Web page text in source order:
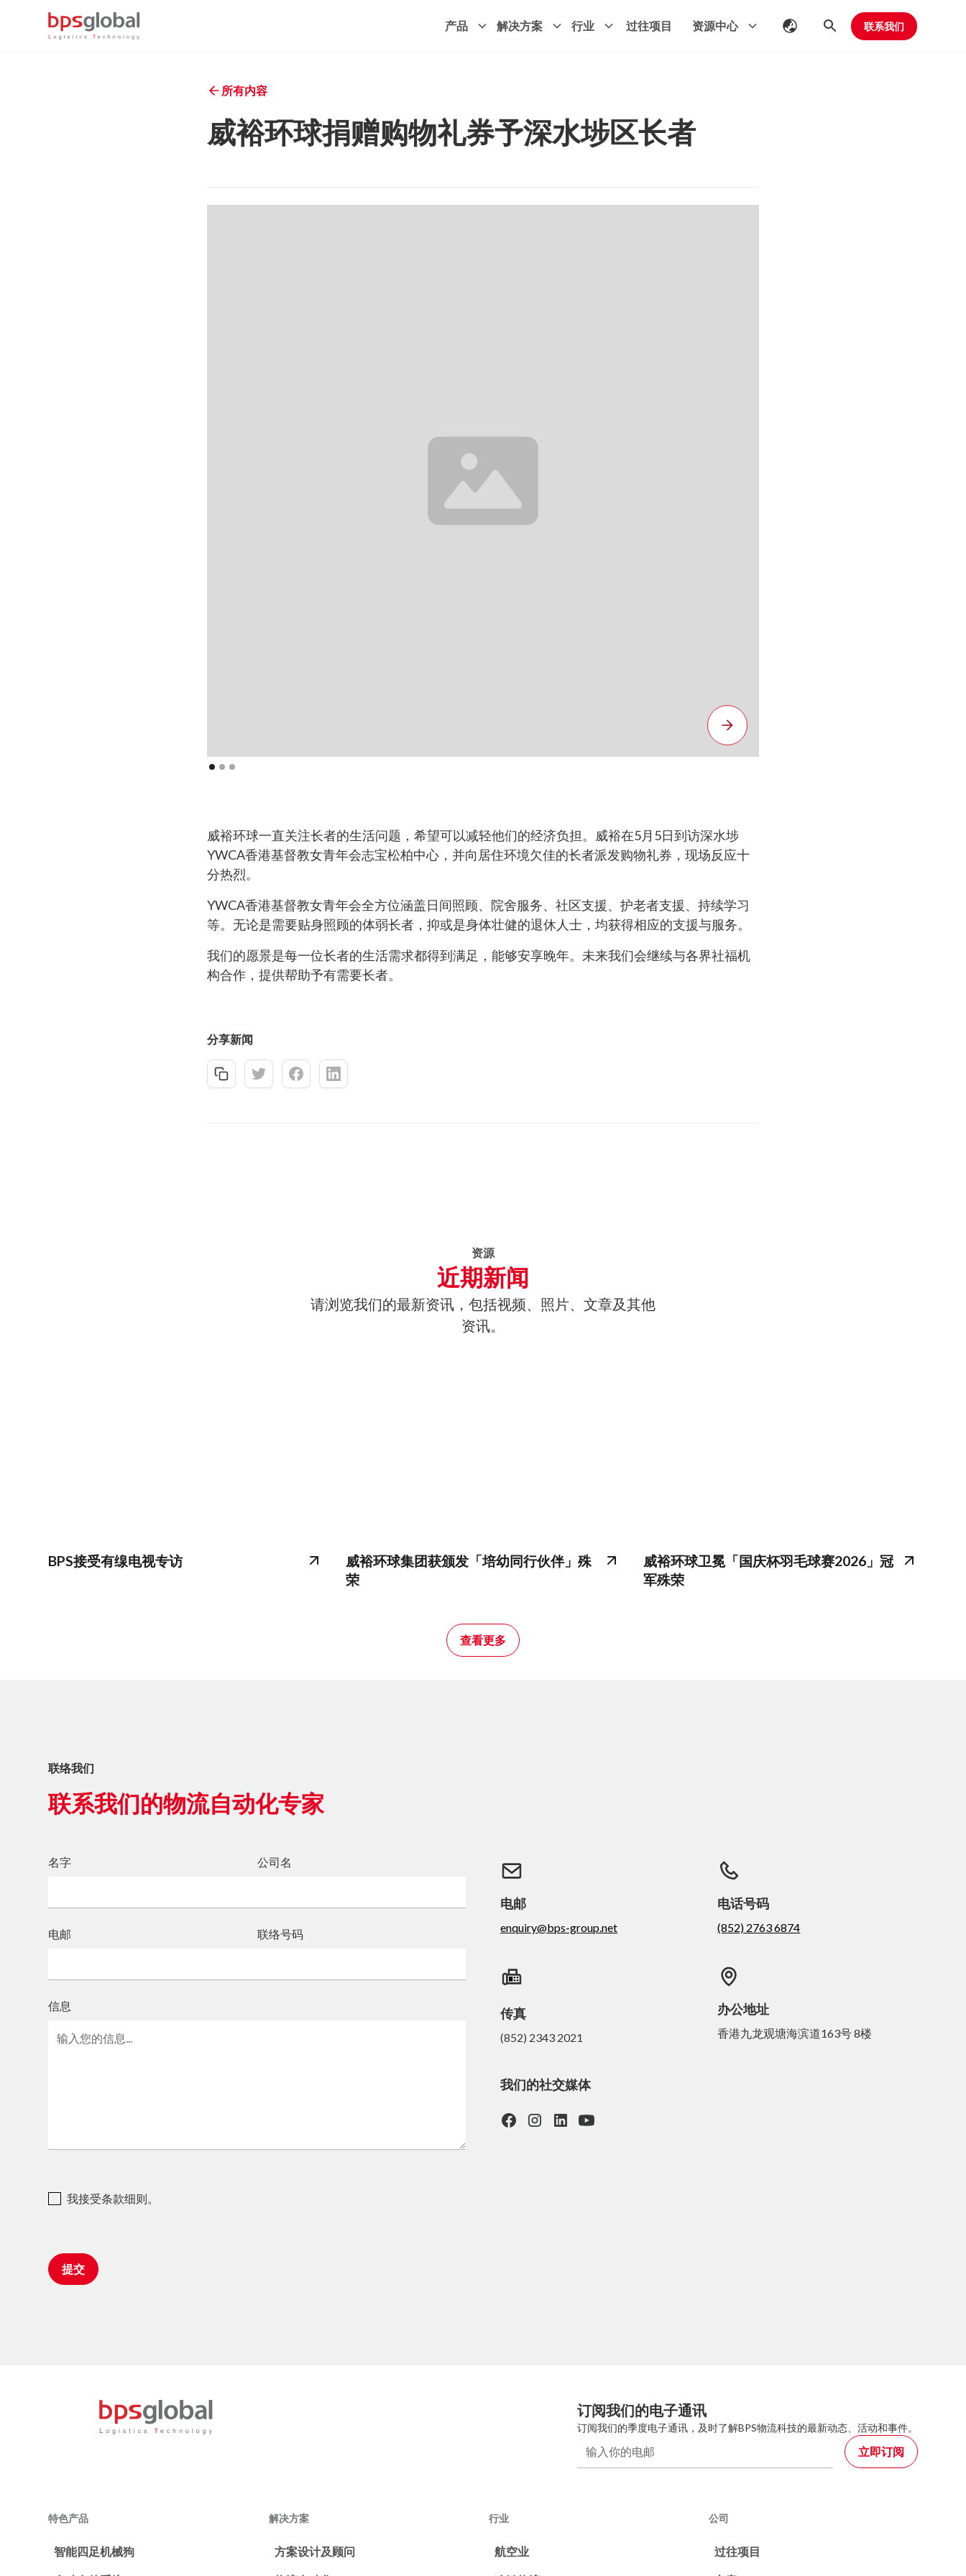
产品 解决方案 行业 过往项目 资源中心 联系我们
所有内容
威裕环球捐赠购物礼券予深水埗区长者
威裕环球一直关注长者的生活问题，希望可以减轻他们的经济负担。威裕在5月5日到访深水埗
YWCA香港基督教女青年会志宝松柏中心，并向居住环境欠佳的长者派发购物礼券，现场反应十
分热烈。
YWCA香港基督教女青年会全方位涵盖日间照顾、院舍服务、社区支援、护老者支援、持续学习
等。无论是需要贴身照顾的体弱长者，抑或是身体壮健的退休人士，均获得相应的支援与服务。
我们的愿景是每一位长者的生活需求都得到满足，能够安享晚年。未来我们会继续与各界社福机
构合作，提供帮助予有需要长者。
分享新闻
资源
近期新闻
请浏览我们的最新资讯，包括视频、照片、文章及其他
资讯。
BPS接受有缐电视专访
威裕环球集团获颁发「培幼同行伙伴」殊
荣
威裕环球卫冕「国庆杯羽毛球赛2026」冠
军殊荣
查看更多
联络我们
联系我们的物流自动化专家
名字 公司名
电邮 联络号码
信息
我接受条款细则。
电邮
enquiry@bps-group.net
电话号码
(852) 2763 6874
传真
(852) 2343 2021
办公地址
香港九龙观塘海滨道163号 8楼
我们的社交媒体
订阅我们的电子通讯
订阅我们的季度电子通讯，及时了解BPS物流科技的最新动态、活动和事件。
特色产品
智能四足机械狗
解决方案
方案设计及顾问
行业
航空业
公司
过往项目